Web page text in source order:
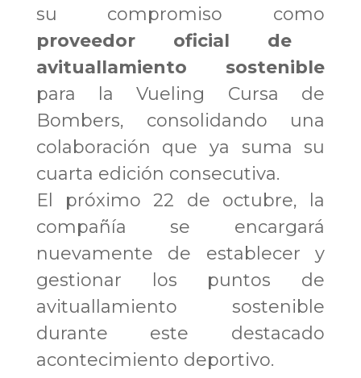
su compromiso como
proveedor oficial de
avituallamiento sostenible
para la Vueling Cursa de
Bombers, consolidando una
colaboración que ya suma su
cuarta edición consecutiva.
El próximo 22 de octubre, la
compañía se encargará
nuevamente de establecer y
gestionar los puntos de
avituallamiento sostenible
durante este destacado
acontecimiento deportivo.